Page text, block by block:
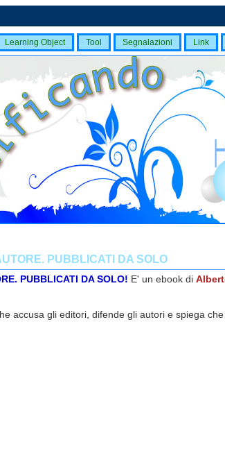
Learning Object Tool Segnalazioni Link
PUBBLICATI DA SOLO
PUBBLICATI DA SOLO! E' un ebook di
accusa gli editori, difende gli autori e spiega